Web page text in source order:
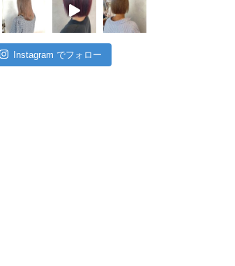
Instagram でフォロー